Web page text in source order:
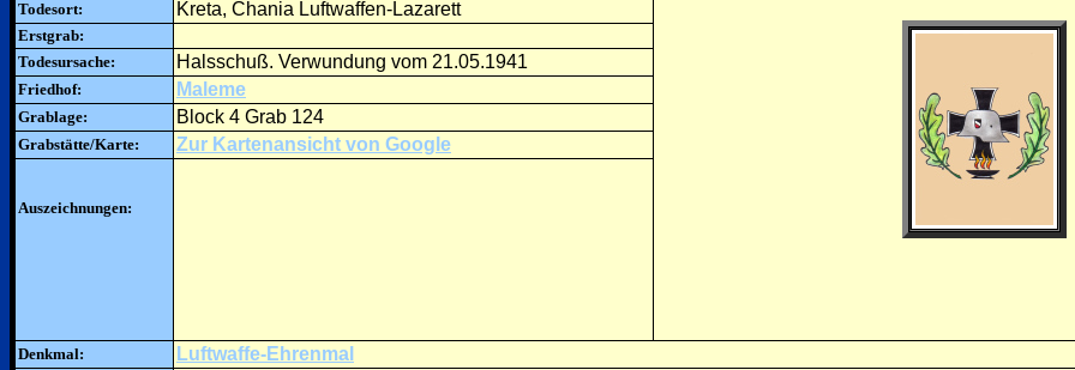
Todesort: Kreta, Chania Luftwaffen-Lazarett
Erstgrab:
Todesursache:
Halsschuß. Verwundung vom 21.05.1941
Friedhof: Maleme
Grablage: Block 4 Grab 124
Grabstätte/Karte: Zur Kartenansicht von Google
Auszeichnungen:
Denkmal: Luftwaffe-Ehrenmal